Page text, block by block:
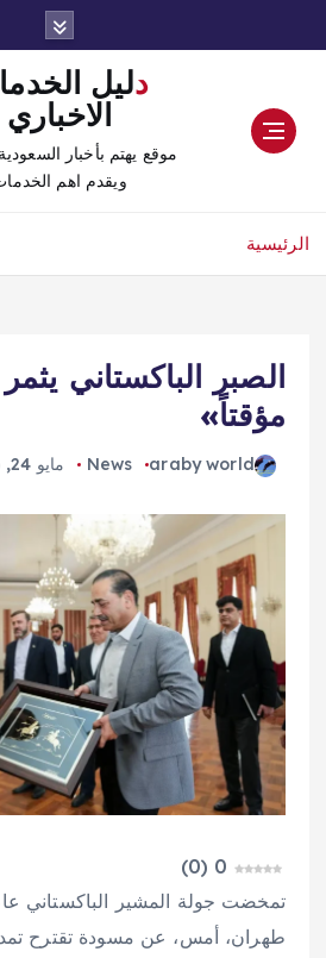
دليل الخدمات
الاخباري
موقع يهتم بأخبار
ويقدم اهم
الرئيسية
الصبر الباكستاني يثمر
مؤقتاً»
araby world
News مايو 24, 2026
0
(
0
)
تمخضت جولة المشير الباكستاني
طهران، أمس، عن مسودة تقترح